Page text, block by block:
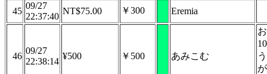
45
09/27
22:37:40
NT$75.00 ￥300 Eremia
46
09/27
22:38:14
¥500 ￥500 あみこむ